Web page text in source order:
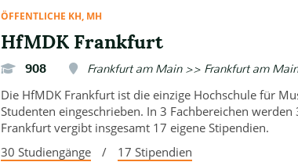
ÖFFENTLICHE KH, MH
HfMDK Frankfurt
908 Frankfurt am Main >> Frankfurt am
Die HfMDK Frankfurt ist die einzige Hochschule für
Studenten eingeschrieben. In 3 Fachbereichen
Frankfurt vergibt insgesamt 17 eigene Stipendien.
30 Studiengänge
/ 17 Stipendien